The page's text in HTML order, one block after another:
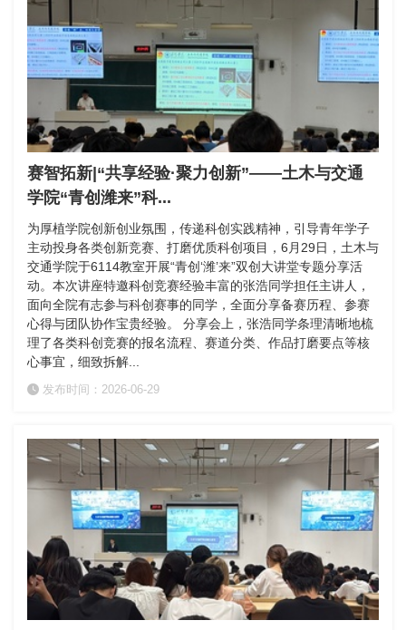
赛智拓新|“共享经验·聚力创新”——土木与交通
学院“青创潍来”科...
为厚植学院创新创业氛围，传递科创实践精神，引导青年学子
主动投身各类创新竞赛、打磨优质科创项目，6月29日，土木与
交通学院于6114教室开展“青创‘潍’来”双创大讲堂专题分享活
动。本次讲座特邀科创竞赛经验丰富的张浩同学担任主讲人，
面向全院有志参与科创赛事的同学，全面分享备赛历程、参赛
心得与团队协作宝贵经验。 分享会上，张浩同学条理清晰地梳
理了各类科创竞赛的报名流程、赛道分类、作品打磨要点等核
心事宜，细致拆解...
发布时间：2026-06-29